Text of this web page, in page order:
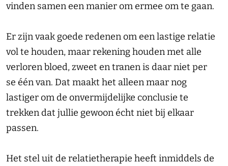
vinden samen een manier om ermee om te gaan.
Er zijn vaak goede redenen om een lastige relatie
vol te houden, maar rekening houden met alle
verloren bloed, zweet en tranen is daar niet per
se één van. Dat maakt het alleen maar nog
lastiger om de onvermijdelijke conclusie te
trekken dat jullie gewoon écht niet bij elkaar
passen.
Het stel uit de relatietherapie heeft inmiddels de